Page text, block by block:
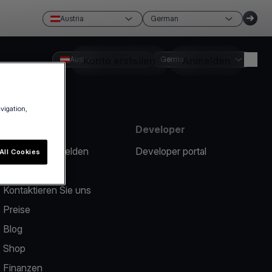
Austria German
Konto erstellen Anmelden
Austria German
Ein Problem melden
Kontaktieren Sie uns
Preise
Blog
Shop
Finanzen
Developer
Developer portal
Cookies